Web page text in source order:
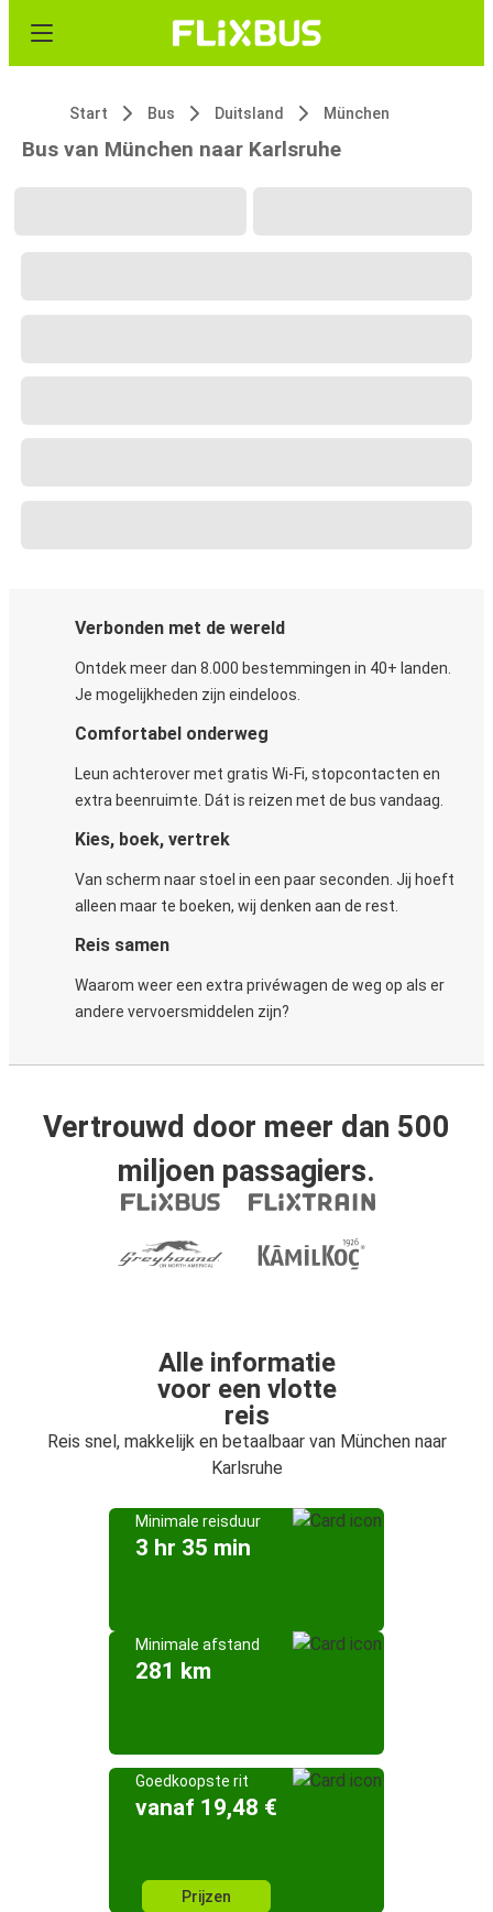
Start Bus Duitsland München
Bus van München naar Karlsruhe
Verbonden met de wereld
Ontdek meer dan 8.000 bestemmingen in 40+ landen.
Je mogelijkheden zijn eindeloos.
Comfortabel onderweg
Leun achterover met gratis Wi-Fi, stopcontacten en
extra beenruimte. Dát is reizen met de bus vandaag.
Kies, boek, vertrek
Van scherm naar stoel in een paar seconden. Jij hoeft
alleen maar te boeken, wij denken aan de rest.
Reis samen
Waarom weer een extra privéwagen de weg op als er
andere vervoersmiddelen zijn?
Vertrouwd door meer dan 500
miljoen passagiers.
Alle informatie
voor een vlotte
reis
Reis snel, makkelijk en betaalbaar van München naar
Karlsruhe
Minimale reisduur
3 hr 35 min
Minimale afstand
281 km
Goedkoopste rit
vanaf 19,48 €
Prijzen